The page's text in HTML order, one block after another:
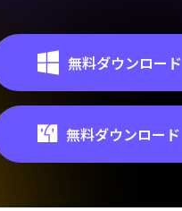
無料ダウンロード
無料ダウンロード